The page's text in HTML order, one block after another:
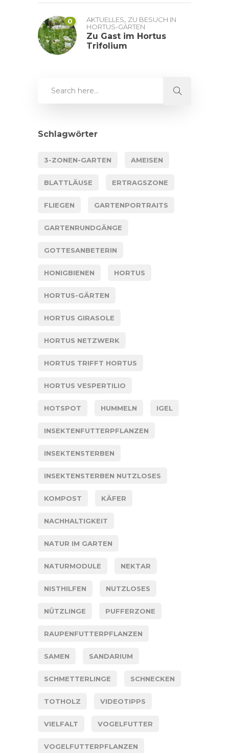
0 AKTUELLES, ZU BESUCH IN
HORTUS-GÄRTEN
Zu Gast im Hortus
Trifolium
Schlagwörter
3-ZONEN-GARTEN AMEISEN
BLATTLÄUSE ERTRAGSZONE
FLIEGEN GARTENPORTRAITS
GARTENRUNDGÄNGE
GOTTESANBETERIN
HONIGBIENEN HORTUS
HORTUS-GÄRTEN
HORTUS GIRASOLE
HORTUS NETZWERK
HORTUS TRIFFT HORTUS
HORTUS VESPERTILIO
HOTSPOT HUMMELN IGEL
INSEKTENFUTTERPFLANZEN
INSEKTENSTERBEN
INSEKTENSTERBEN NUTZLOSES
KOMPOST KÄFER
NACHHALTIGKEIT
NATUR IM GARTEN
NATURMODULE NEKTAR
NISTHILFEN NUTZLOSES
NÜTZLINGE PUFFERZONE
RAUPENFUTTERPFLANZEN
SAMEN SANDARIUM
SCHMETTERLINGE SCHNECKEN
TOTHOLZ VIDEOTIPPS
VIELFALT VOGELFUTTER
VOGELFUTTERPFLANZEN